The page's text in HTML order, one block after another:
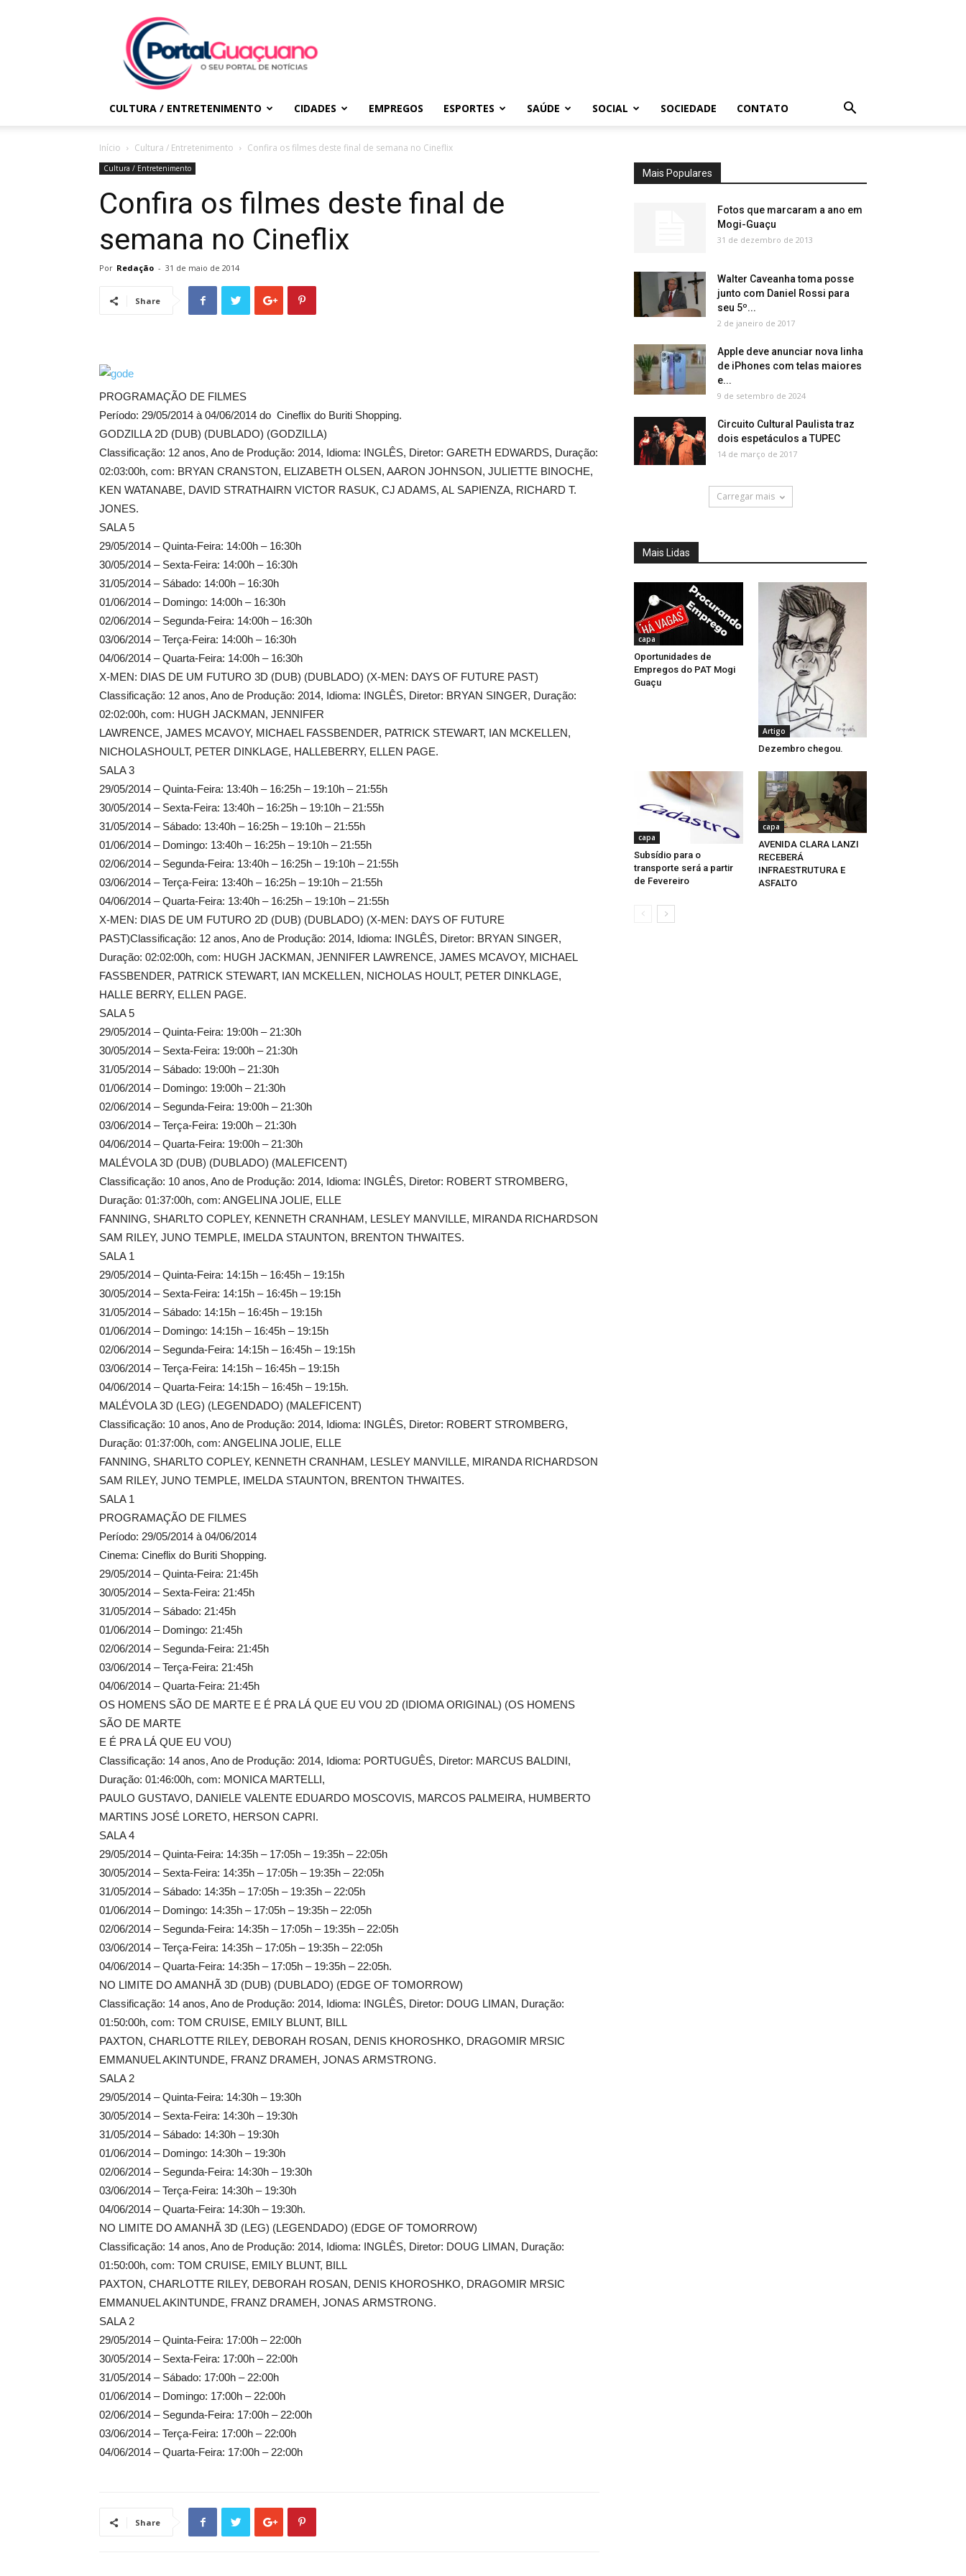
Portal
Guaçuano
CULTURA / ENTRETENIMENTO CIDADES EMPREGOS ESPORTES SAÚDE SOCIAL SOCIEDADE CONTATO
Início Cultura / Entretenimento Confira os filmes deste final de semana no Cineflix
Cultura / Entretenimento
Confira os filmes deste final de
semana no Cineflix
Por Redação - 31 de maio de 2014
Share
PROGRAMAÇÃO DE FILMES
Período: 29/05/2014 à 04/06/2014 do Cineflix do Buriti Shopping.
GODZILLA 2D (DUB) (DUBLADO) (GODZILLA)
Classificação: 12 anos, Ano de Produção: 2014, Idioma: INGLÊS, Diretor: GARETH EDWARDS, Duração:
02:03:00h, com: BRYAN CRANSTON, ELIZABETH OLSEN, AARON JOHNSON, JULIETTE BINOCHE,
KEN WATANABE, DAVID STRATHAIRN VICTOR RASUK, CJ ADAMS, AL SAPIENZA, RICHARD T.
JONES.
SALA 5
29/05/2014 – Quinta-Feira: 14:00h – 16:30h
30/05/2014 – Sexta-Feira: 14:00h – 16:30h
31/05/2014 – Sábado: 14:00h – 16:30h
01/06/2014 – Domingo: 14:00h – 16:30h
02/06/2014 – Segunda-Feira: 14:00h – 16:30h
03/06/2014 – Terça-Feira: 14:00h – 16:30h
04/06/2014 – Quarta-Feira: 14:00h – 16:30h
X-MEN: DIAS DE UM FUTURO 3D (DUB) (DUBLADO) (X-MEN: DAYS OF FUTURE PAST)
Classificação: 12 anos, Ano de Produção: 2014, Idioma: INGLÊS, Diretor: BRYAN SINGER, Duração:
02:02:00h, com: HUGH JACKMAN, JENNIFER
LAWRENCE, JAMES MCAVOY, MICHAEL FASSBENDER, PATRICK STEWART, IAN MCKELLEN,
NICHOLASHOULT, PETER DINKLAGE, HALLEBERRY, ELLEN PAGE.
SALA 3
29/05/2014 – Quinta-Feira: 13:40h – 16:25h – 19:10h – 21:55h
30/05/2014 – Sexta-Feira: 13:40h – 16:25h – 19:10h – 21:55h
31/05/2014 – Sábado: 13:40h – 16:25h – 19:10h – 21:55h
01/06/2014 – Domingo: 13:40h – 16:25h – 19:10h – 21:55h
02/06/2014 – Segunda-Feira: 13:40h – 16:25h – 19:10h – 21:55h
03/06/2014 – Terça-Feira: 13:40h – 16:25h – 19:10h – 21:55h
04/06/2014 – Quarta-Feira: 13:40h – 16:25h – 19:10h – 21:55h
X-MEN: DIAS DE UM FUTURO 2D (DUB) (DUBLADO) (X-MEN: DAYS OF FUTURE
PAST)Classificação: 12 anos, Ano de Produção: 2014, Idioma: INGLÊS, Diretor: BRYAN SINGER,
Duração: 02:02:00h, com: HUGH JACKMAN, JENNIFER LAWRENCE, JAMES MCAVOY, MICHAEL
FASSBENDER, PATRICK STEWART, IAN MCKELLEN, NICHOLAS HOULT, PETER DINKLAGE,
HALLE BERRY, ELLEN PAGE.
SALA 5
29/05/2014 – Quinta-Feira: 19:00h – 21:30h
30/05/2014 – Sexta-Feira: 19:00h – 21:30h
31/05/2014 – Sábado: 19:00h – 21:30h
01/06/2014 – Domingo: 19:00h – 21:30h
02/06/2014 – Segunda-Feira: 19:00h – 21:30h
03/06/2014 – Terça-Feira: 19:00h – 21:30h
04/06/2014 – Quarta-Feira: 19:00h – 21:30h
MALÉVOLA 3D (DUB) (DUBLADO) (MALEFICENT)
Classificação: 10 anos, Ano de Produção: 2014, Idioma: INGLÊS, Diretor: ROBERT STROMBERG,
Duração: 01:37:00h, com: ANGELINA JOLIE, ELLE
FANNING, SHARLTO COPLEY, KENNETH CRANHAM, LESLEY MANVILLE, MIRANDA RICHARDSON
SAM RILEY, JUNO TEMPLE, IMELDA STAUNTON, BRENTON THWAITES.
SALA 1
29/05/2014 – Quinta-Feira: 14:15h – 16:45h – 19:15h
30/05/2014 – Sexta-Feira: 14:15h – 16:45h – 19:15h
31/05/2014 – Sábado: 14:15h – 16:45h – 19:15h
01/06/2014 – Domingo: 14:15h – 16:45h – 19:15h
02/06/2014 – Segunda-Feira: 14:15h – 16:45h – 19:15h
03/06/2014 – Terça-Feira: 14:15h – 16:45h – 19:15h
04/06/2014 – Quarta-Feira: 14:15h – 16:45h – 19:15h.
MALÉVOLA 3D (LEG) (LEGENDADO) (MALEFICENT)
Classificação: 10 anos, Ano de Produção: 2014, Idioma: INGLÊS, Diretor: ROBERT STROMBERG,
Duração: 01:37:00h, com: ANGELINA JOLIE, ELLE
FANNING, SHARLTO COPLEY, KENNETH CRANHAM, LESLEY MANVILLE, MIRANDA RICHARDSON
SAM RILEY, JUNO TEMPLE, IMELDA STAUNTON, BRENTON THWAITES.
SALA 1
PROGRAMAÇÃO DE FILMES
Período: 29/05/2014 à 04/06/2014
Cinema: Cineflix do Buriti Shopping.
29/05/2014 – Quinta-Feira: 21:45h
30/05/2014 – Sexta-Feira: 21:45h
31/05/2014 – Sábado: 21:45h
01/06/2014 – Domingo: 21:45h
02/06/2014 – Segunda-Feira: 21:45h
03/06/2014 – Terça-Feira: 21:45h
04/06/2014 – Quarta-Feira: 21:45h
OS HOMENS SÃO DE MARTE E É PRA LÁ QUE EU VOU 2D (IDIOMA ORIGINAL) (OS HOMENS
SÃO DE MARTE
E É PRA LÁ QUE EU VOU)
Classificação: 14 anos, Ano de Produção: 2014, Idioma: PORTUGUÊS, Diretor: MARCUS BALDINI,
Duração: 01:46:00h, com: MONICA MARTELLI,
PAULO GUSTAVO, DANIELE VALENTE EDUARDO MOSCOVIS, MARCOS PALMEIRA, HUMBERTO
MARTINS JOSÉ LORETO, HERSON CAPRI.
SALA 4
29/05/2014 – Quinta-Feira: 14:35h – 17:05h – 19:35h – 22:05h
30/05/2014 – Sexta-Feira: 14:35h – 17:05h – 19:35h – 22:05h
31/05/2014 – Sábado: 14:35h – 17:05h – 19:35h – 22:05h
01/06/2014 – Domingo: 14:35h – 17:05h – 19:35h – 22:05h
02/06/2014 – Segunda-Feira: 14:35h – 17:05h – 19:35h – 22:05h
03/06/2014 – Terça-Feira: 14:35h – 17:05h – 19:35h – 22:05h
04/06/2014 – Quarta-Feira: 14:35h – 17:05h – 19:35h – 22:05h.
NO LIMITE DO AMANHÃ 3D (DUB) (DUBLADO) (EDGE OF TOMORROW)
Classificação: 14 anos, Ano de Produção: 2014, Idioma: INGLÊS, Diretor: DOUG LIMAN, Duração:
01:50:00h, com: TOM CRUISE, EMILY BLUNT, BILL
PAXTON, CHARLOTTE RILEY, DEBORAH ROSAN, DENIS KHOROSHKO, DRAGOMIR MRSIC
EMMANUEL AKINTUNDE, FRANZ DRAMEH, JONAS ARMSTRONG.
SALA 2
29/05/2014 – Quinta-Feira: 14:30h – 19:30h
30/05/2014 – Sexta-Feira: 14:30h – 19:30h
31/05/2014 – Sábado: 14:30h – 19:30h
01/06/2014 – Domingo: 14:30h – 19:30h
02/06/2014 – Segunda-Feira: 14:30h – 19:30h
03/06/2014 – Terça-Feira: 14:30h – 19:30h
04/06/2014 – Quarta-Feira: 14:30h – 19:30h.
NO LIMITE DO AMANHÃ 3D (LEG) (LEGENDADO) (EDGE OF TOMORROW)
Classificação: 14 anos, Ano de Produção: 2014, Idioma: INGLÊS, Diretor: DOUG LIMAN, Duração:
01:50:00h, com: TOM CRUISE, EMILY BLUNT, BILL
PAXTON, CHARLOTTE RILEY, DEBORAH ROSAN, DENIS KHOROSHKO, DRAGOMIR MRSIC
EMMANUEL AKINTUNDE, FRANZ DRAMEH, JONAS ARMSTRONG.
SALA 2
29/05/2014 – Quinta-Feira: 17:00h – 22:00h
30/05/2014 – Sexta-Feira: 17:00h – 22:00h
31/05/2014 – Sábado: 17:00h – 22:00h
01/06/2014 – Domingo: 17:00h – 22:00h
02/06/2014 – Segunda-Feira: 17:00h – 22:00h
03/06/2014 – Terça-Feira: 17:00h – 22:00h
04/06/2014 – Quarta-Feira: 17:00h – 22:00h
Share
Mais Populares
Fotos que marcaram a ano em
Mogi-Guaçu
31 de dezembro de 2013
Walter Caveanha toma posse
junto com Daniel Rossi para
seu 5º...
2 de janeiro de 2017
Apple deve anunciar nova linha
de iPhones com telas maiores
e...
9 de setembro de 2024
Circuito Cultural Paulista traz
dois espetáculos a TUPEC
14 de março de 2017
Carregar mais
Mais Lidas
capa
Oportunidades de
Empregos do PAT Mogi
Guaçu
Artigo
Dezembro chegou.
capa
Subsídio para o
transporte será a partir
de Fevereiro
capa
AVENIDA CLARA LANZI
RECEBERÁ
INFRAESTRUTURA E
ASFALTO